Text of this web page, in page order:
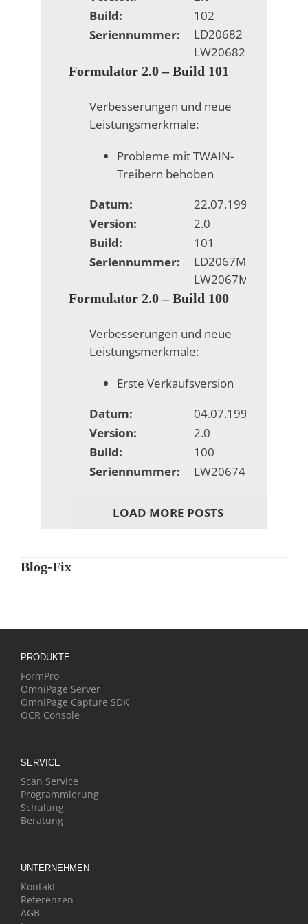
Build:
102
Seriennummer:
LD20682
LW20682
Formulator 2.0 – Build 101
Verbesserungen und neue
Leistungsmerkmale:
Probleme mit TWAIN-
Treibern behoben
Datum:
22.07.1996
Version:
2.0
Build:
101
Seriennummer:
LD2067M
LW2067M
Formulator 2.0 – Build 100
Verbesserungen und neue
Leistungsmerkmale:
Erste Verkaufsversion
Datum:
04.07.1996
Version:
2.0
Build:
100
Seriennummer:
LW20674
LOAD MORE POSTS
Blog-Fix
PRODUKTE
FormPro
OmniPage Server
OmniPage Capture SDK
OCR Console
SERVICE
Scan Service
Programmierung
Schulung
Beratung
UNTERNEHMEN
Kontakt
Referenzen
AGB